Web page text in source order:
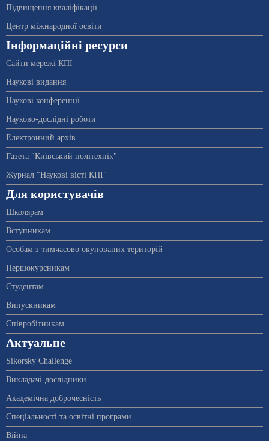
Підвищення кваліфікації
Центр міжнародної освіти
Інформаційні ресурси
Сайти мережі КПІ
Наукові видання
Наукові конференції
Науково-дослідні роботи
Електронний архів
Газета "Київський політехнік"
Журнал "Наукові вісті КПІ"
Для користувачів
Школярам
Вступникам
Особам з тимчасово окупованих територій
Першокурсникам
Студентам
Випускникам
Співробітникам
Актуальне
Sikorsky Challenge
Викладачі-дослідники
Академічна доброчесність
Спеціальності та освітні програми
Війна